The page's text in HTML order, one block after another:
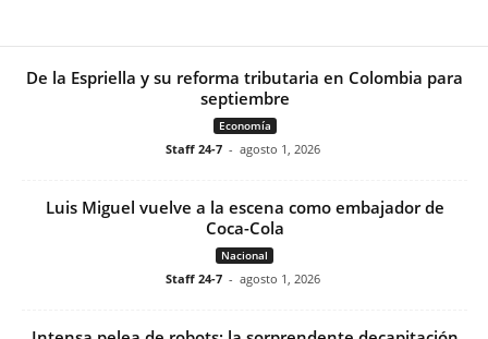
De la Espriella y su reforma tributaria en Colombia para
septiembre
Economía
Staff 24-7 - agosto 1, 2026
Luis Miguel vuelve a la escena como embajador de
Coca-Cola
Nacional
Staff 24-7 - agosto 1, 2026